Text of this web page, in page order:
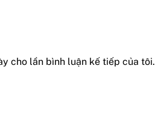
cho lần bình luận kế tiếp của tôi.